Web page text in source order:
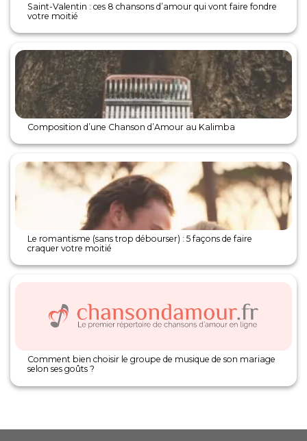
Saint-Valentin : ces 8 chansons d’amour qui vont faire fondre
votre moitié
Composition d’une Chanson d’Amour au Kalimba
Le romantisme (sans trop débourser) : 5 façons de faire
craquer votre moitié
Comment bien choisir le groupe de musique de son mariage
selon ses goûts ?